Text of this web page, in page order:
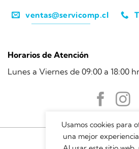
ventas@servicomp.cl
Horarios de Atención
Lunes a Viernes de 09:00 a 18:00
Usamos cookies para
una mejor